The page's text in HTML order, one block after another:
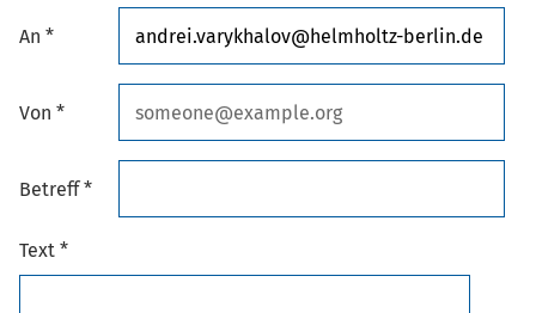
An *
Von *
Betreff *
Text *